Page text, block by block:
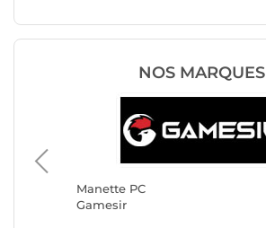
NOS MARQUES
Manette PC
Gamesir